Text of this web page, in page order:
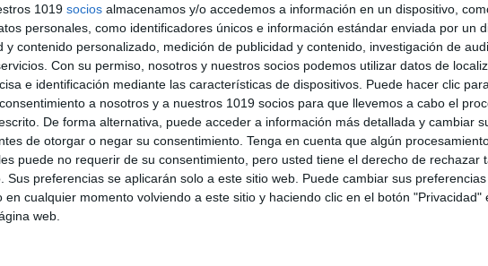
1019 socios almacenamos y/o accedemos a información en un dispositivo,
personales, como identificadores únicos e información estándar enviada por un
y contenido personalizado, medición de publicidad y contenido, investigación de
Con su permiso, nosotros y nuestros socios podemos utilizar datos de
e identificación mediante las características de dispositivos. Puede hacer clic para
a nosotros y a nuestros 1019 socios para que llevemos a cabo el
De forma alternativa, puede acceder a información más detallada y cambiar
de otorgar o negar su consentimiento. Tenga en cuenta que algún
puede no requerir de su consentimiento, pero usted tiene el derecho de rechazar
Sus preferencias se aplicarán solo a este sitio web. Puede cambiar sus
en cualquier momento volviendo a este sitio y haciendo clic en el botón "Privacidad"
web.
de septiembre 2010
resuelto
será publicada. Los campos obligatorios están marcados con*